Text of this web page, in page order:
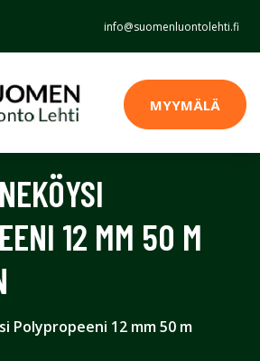
info@suomenluontolehti.fi
MYYMÄLÄ
12 MM 50 M
Polypropeeni 12 mm 50 m